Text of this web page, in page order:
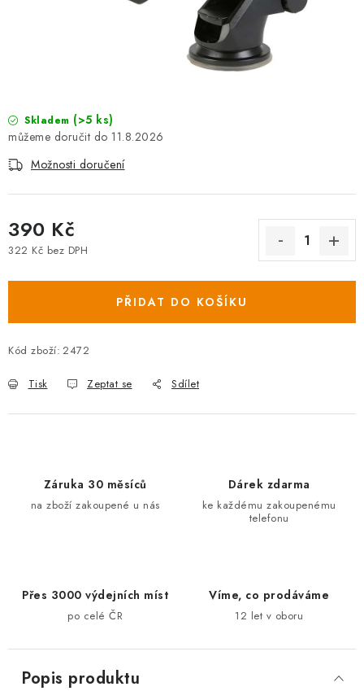
Skladem (>5 ks)
11.8.2026
Možnosti doručení
390 Kč
322 Kč bez DPH
PŘIDAT DO KOŠÍKU
Kód zboží: 2472
Tisk Zeptat se Sdílet
Záruka 30 měsíců
na zboží zakoupené u nás
Dárek zdarma
ke každému zakoupenému
telefonu
Přes 3000 výdejních míst
po celé ČR
Víme, co prodáváme
12 let v oboru
Popis produktu